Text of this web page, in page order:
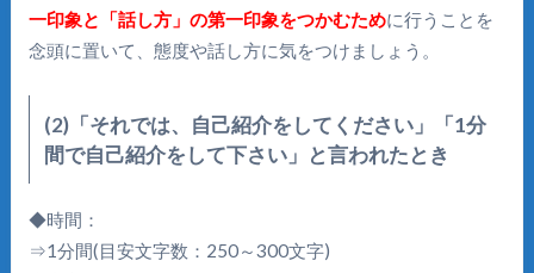
一印象と「話し方」の第一印象をつかむために行うことを
念頭に置いて、態度や話し方に気をつけましょう。
(2)「それでは、自己紹介をしてください」「1分
間で自己紹介をして下さい」と言われたとき
◆時間：
⇒1分間(目安文字数：250～300文字)